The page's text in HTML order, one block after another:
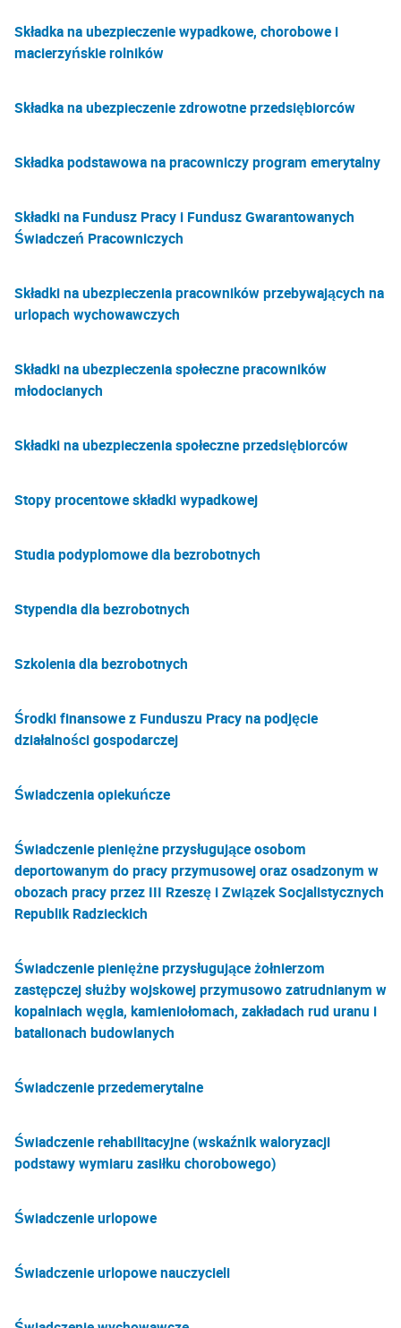
Składka na ubezpieczenie wypadkowe, chorobowe i
macierzyńskie rolników
Składka na ubezpieczenie zdrowotne przedsiębiorców
Składka podstawowa na pracowniczy program emerytalny
Składki na Fundusz Pracy i Fundusz Gwarantowanych
Świadczeń Pracowniczych
Składki na ubezpieczenia pracowników przebywających na
urlopach wychowawczych
Składki na ubezpieczenia społeczne pracowników
młodocianych
Składki na ubezpieczenia społeczne przedsiębiorców
Stopy procentowe składki wypadkowej
Studia podyplomowe dla bezrobotnych
Stypendia dla bezrobotnych
Szkolenia dla bezrobotnych
Środki finansowe z Funduszu Pracy na podjęcie
działalności gospodarczej
Świadczenia opiekuńcze
Świadczenie pieniężne przysługujące osobom
deportowanym do pracy przymusowej oraz osadzonym w
obozach pracy przez III Rzeszę i Związek Socjalistycznych
Republik Radzieckich
Świadczenie pieniężne przysługujące żołnierzom
zastępczej służby wojskowej przymusowo zatrudnianym w
kopalniach węgla, kamieniołomach, zakładach rud uranu i
batalionach budowlanych
Świadczenie przedemerytalne
Świadczenie rehabilitacyjne (wskaźnik waloryzacji
podstawy wymiaru zasiłku chorobowego)
Świadczenie urlopowe
Świadczenie urlopowe nauczycieli